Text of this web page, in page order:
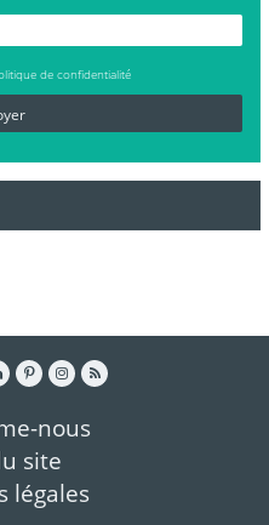
de confidentialité
nous
site
légales